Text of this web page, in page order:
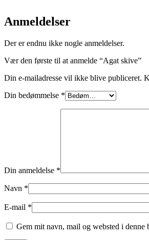
Anmeldelser
Der er endnu ikke nogle anmeldelser.
Vær den første til at anmelde “Agat skive”
Din e-mailadresse vil ikke blive publiceret.
Din bedømmelse *
Din anmeldelse *
Navn *
E-mail *
Gem mit navn, mail og websted i